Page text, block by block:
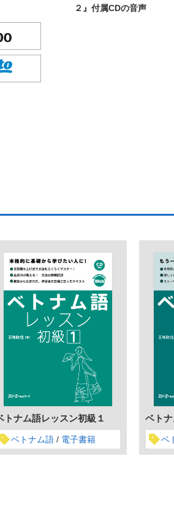
２』付属CDの音声
トナム語レッスン初級１
ベトナム語 電子書籍
ベト
ベ